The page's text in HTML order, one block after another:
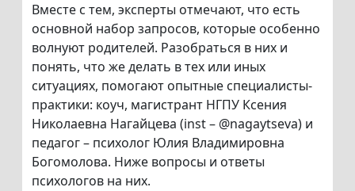
Вместе с тем, эксперты отмечают, что есть
основной набор запросов, которые особенно
волнуют родителей. Разобраться в них и
понять, что же делать в тех или иных
ситуациях, помогают опытные специалисты-
практики: коуч, магистрант НГПУ Ксения
Николаевна Нагайцева (inst – @nagaytseva) и
педагог – психолог Юлия Владимировна
Богомолова. Ниже вопросы и ответы
психологов на них.